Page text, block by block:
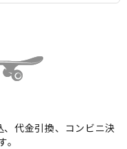
代金引換、コンビニ決